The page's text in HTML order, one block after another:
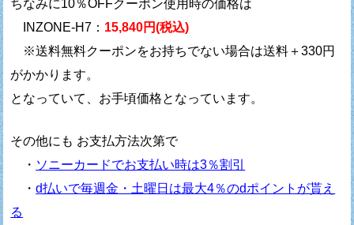
ちなみに10％OFFクーポン使用時の価格は
INZONE-H7： 15,840円(税込)
※送料無料クーポンをお持ちでない場合は送料＋330円
がかかります。
となっていて、お手頃価格となっています。
その他にも お支払方法次第で
・ ソニーカードでお支払い時は3％割引
・d払いで毎週金・土曜日は最大4％のdポイントが貰え
る